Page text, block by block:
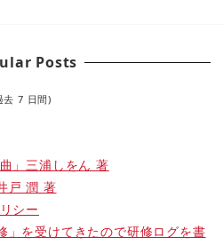
Posts
去 7 日間)
」三浦しをん 著
戸 潤 著
シー
」を受けてきたので研修ログを書